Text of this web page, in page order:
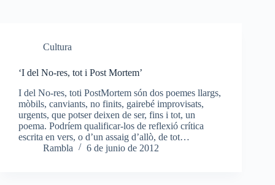
Cultura
‘I del No-res, tot i Post Mortem’
I del No-res, toti PostMortem són dos poemes llargs,
mòbils, canviants, no finits, gairebé improvisats,
urgents, que potser deixen de ser, fins i tot, un
poema. Podríem qualificar-los de reflexió crítica
escrita en vers, o d’un assaig d’allò, de tot…
Rambla
6 de junio de 2012